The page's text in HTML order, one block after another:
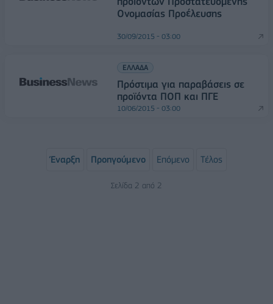
Ονομασίας Προέλευσης
30/09/2015 - 03:00
ΕΛΛΑΔΑ
Πρόστιμα για παραβάσεις σε
προϊόντα ΠΟΠ και ΠΓΕ
10/06/2015 - 03:00
Έναρξη Προηγούμενο Επόμενο Τέλος
Σελίδα 2 από 2